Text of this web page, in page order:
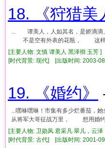
18. 《狩猎美
... 谭美人，人如其名，是娇滴
不是空有外表的花瓶， 这样
[主要人物: 文慎 谭美人 黑泽彻 玉
[时代背景: 现代] [出版时间: 2003-
19. 《婚约》
...嘿咻嘿咻！市集有多少烂番茄
从将军大哥征战万里， 想用婚约
[主要人物: 卫勋风 君采凡 翠儿，云
[时代背景: 古代] [出版时间: 2001-